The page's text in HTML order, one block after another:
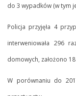
do 3 wypadków (w tym
Policja przyjęła 4
interweniowała 296
domowych, założono
W porównaniu do